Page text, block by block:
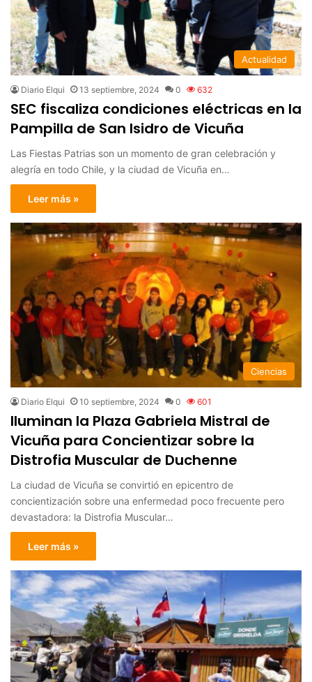
Actualidad
Diario Elqui 13 septiembre, 2024 0 632
SEC fiscaliza condiciones eléctricas en la
Pampilla de San Isidro de Vicuña
Las Fiestas Patrias son un momento de gran celebración y
alegría en todo Chile, y la ciudad de Vicuña en…
Leer más »
Ciencias
Diario Elqui 10 septiembre, 2024 0 601
Iluminan la Plaza Gabriela Mistral de
Vicuña para Concientizar sobre la
Distrofia Muscular de Duchenne
La ciudad de Vicuña se convirtió en epicentro de
concientización sobre una enfermedad poco frecuente pero
devastadora: la Distrofia Muscular…
Leer más »